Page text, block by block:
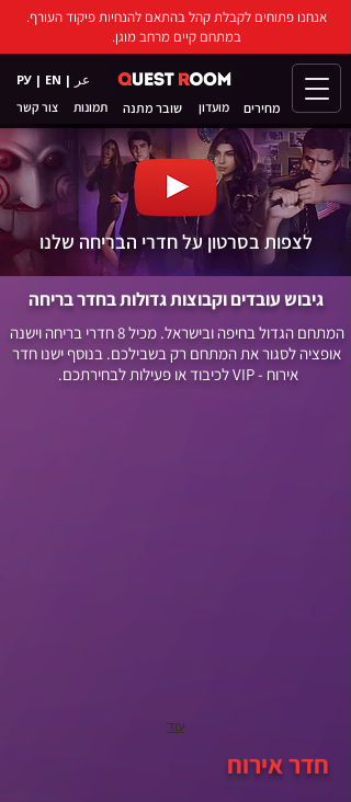
РУ | EN | عر
צור קשר תמונות שובר מתנה מועדון מחירים
אנחנו פתוחים לקבלת קהל בהתאם להנחיות פיקוד העורף.
במתחם קיים מרחב מוגן.
לצפות בסרטון על חדרי הבריחה שלנו
גיבוש עובדים וקבוצות גדולות בחדר בריחה
המתחם הגדול בחיפה ובישראל. מכיל 8 חדרי בריחה וישנה
אופציה לסגור את המתחם רק בשבילכם. בנוסף ישנו חדר
אירוח - VIP לכיבוד או פעילות לבחירתכם.
עוד
חדר אירוח